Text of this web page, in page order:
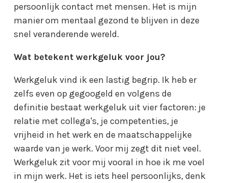
persoonlijk contact met mensen. Het is mijn
manier om mentaal gezond te blijven in deze
snel veranderende wereld.
Wat betekent werkgeluk voor jou?
Werkgeluk vind ik een lastig begrip. Ik heb er
zelfs even op gegoogeld en volgens de
definitie bestaat werkgeluk uit vier factoren: je
relatie met collega's, je competenties, je
vrijheid in het werk en de maatschappelijke
waarde van je werk. Voor mij zegt dit niet veel.
Werkgeluk zit voor mij vooral in hoe ik me voel
in mijn werk. Het is iets heel persoonlijks, denk